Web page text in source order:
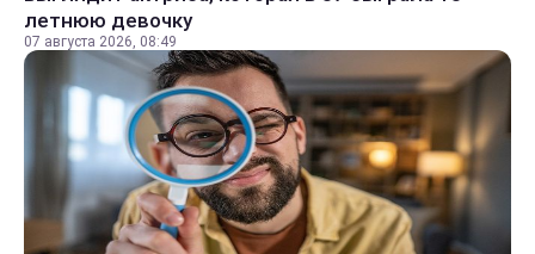
летнюю девочку
07 августа 2026, 08:49